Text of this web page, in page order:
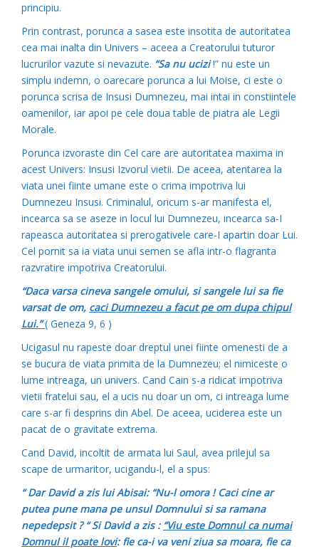
principiu.
Prin contrast, porunca a sasea este insotita de autoritatea
cea mai inalta din Univers – aceea a Creatorului tuturor
lucrurilor vazute si nevazute. “Sa nu ucizi!” nu este un
simplu indemn, o oarecare porunca a lui Moise, ci este o
porunca scrisa de Insusi Dumnezeu, mai intai in constiintele
oamenilor, iar apoi pe cele doua table de piatra ale Legii
Morale.
Porunca izvoraste din Cel care are autoritatea maxima in
acest Univers: Insusi Izvorul vietii. De aceea, atentarea la
viata unei fiinte umane este o crima impotriva lui
Dumnezeu Insusi. Criminalul, oricum s-ar manifesta el,
incearca sa se aseze in locul lui Dumnezeu, incearca sa-I
rapeasca autoritatea si prerogativele care-I apartin doar Lui.
Cel pornit sa ia viata unui semen se afla intr-o flagranta
razvratire impotriva Creatorului.
“Daca varsa cineva sangele omului, si sangele lui sa fie
varsat de om, caci Dumnezeu a facut pe om dupa chipul
Lui.” ( Geneza 9, 6 )
Ucigasul nu rapeste doar dreptul unei fiinte omenesti de a
se bucura de viata primita de la Dumnezeu; el nimiceste o
lume intreaga, un univers. Cand Cain s-a ridicat impotriva
vietii fratelui sau, el a ucis nu doar un om, ci intreaga lume
care s-ar fi desprins din Abel. De aceea, uciderea este un
pacat de o gravitate extrema.
Cand David, incoltit de armata lui Saul, avea prilejul sa
scape de urmaritor, ucigandu-l, el a spus:
“ Dar David a zis lui Abisai: “Nu-l omora ! Caci cine ar
putea pune mana pe unsul Domnului si sa ramana
nepedepsit ? “ Si David a zis : “Viu este Domnul ca numai
Domnul il poate lovi: fie ca-i va veni ziua sa moara, fie ca